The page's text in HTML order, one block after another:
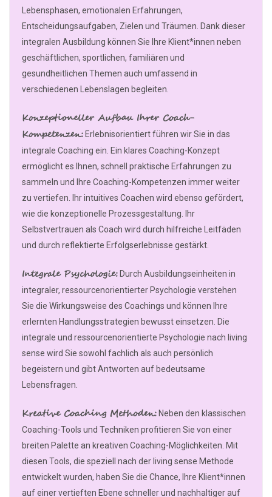
Lebensphasen, emotionalen Erfahrungen,
Entscheidungsaufgaben, Zielen und Träumen. Dank dieser
integralen Ausbildung können Sie Ihre Klient*innen neben
geschäftlichen, sportlichen, familiären und
gesundheitlichen Themen auch umfassend in
verschiedenen Lebenslagen begleiten.
Konzeptioneller Aufbau Ihrer Coach-
Kompetenzen:Erlebnisorientiert führen wir Sie in das
integrale Coaching ein. Ein klares Coaching-Konzept
ermöglicht es Ihnen, schnell praktische Erfahrungen zu
sammeln und Ihre Coaching-Kompetenzen immer weiter
zu vertiefen. Ihr intuitives Coachen wird ebenso gefördert,
wie die konzeptionelle Prozessgestaltung. Ihr
Selbstvertrauen als Coach wird durch hilfreiche Leitfäden
und durch reflektierte Erfolgserlebnisse gestärkt.
Integrale Psychologie:Durch Ausbildungseinheiten in
integraler, ressourcenorientierter Psychologie verstehen
Sie die Wirkungsweise des Coachings und können Ihre
erlernten Handlungsstrategien bewusst einsetzen. Die
integrale und ressourcenorientierte Psychologie nach living
sense wird Sie sowohl fachlich als auch persönlich
begeistern und gibt Antworten auf bedeutsame
Lebensfragen.
Kreative Coaching Methoden:Neben den klassischen
Coaching-Tools und Techniken profitieren Sie von einer
breiten Palette an kreativen Coaching-Möglichkeiten. Mit
diesen Tools, die speziell nach der living sense Methode
entwickelt wurden, haben Sie die Chance, Ihre Klient*innen
auf einer vertieften Ebene schneller und nachhaltiger auf